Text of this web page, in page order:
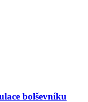
bolševníku